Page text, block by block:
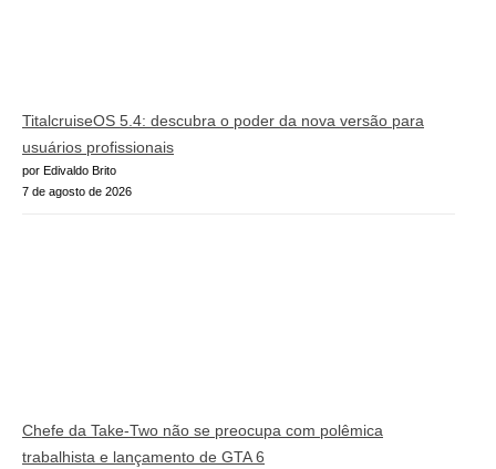
TitalcruiseOS 5.4: descubra o poder da nova versão para
usuários profissionais
por Edivaldo Brito
7 de agosto de 2026
Chefe da Take-Two não se preocupa com polêmica
trabalhista e lançamento de GTA 6